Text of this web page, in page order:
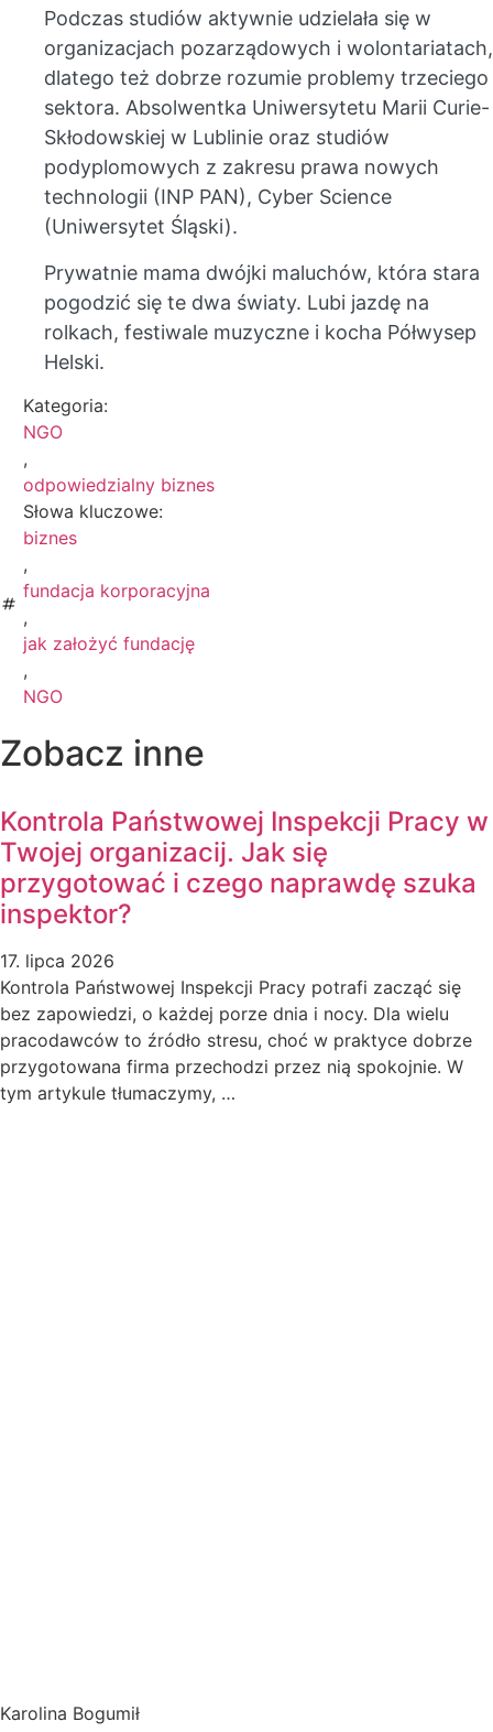
Podczas studiów aktywnie udzielała się w
organizacjach pozarządowych i wolontariatach,
dlatego też dobrze rozumie problemy trzeciego
sektora. Absolwentka Uniwersytetu Marii Curie-
Skłodowskiej w Lublinie oraz studiów
podyplomowych z zakresu prawa nowych
technologii (INP PAN), Cyber Science
(Uniwersytet Śląski).
Prywatnie mama dwójki maluchów, która stara
pogodzić się te dwa światy. Lubi jazdę na
rolkach, festiwale muzyczne i kocha Półwysep
Helski.
Kategoria:
NGO
,
odpowiedzialny biznes
Słowa kluczowe:
biznes
,
fundacja korporacyjna
,
jak założyć fundację
,
NGO
Zobacz inne
Kontrola Państwowej Inspekcji Pracy w
Twojej organizacij. Jak się
przygotować i czego naprawdę szuka
inspektor?
17. lipca 2026
Kontrola Państwowej Inspekcji Pracy potrafi zacząć się
bez zapowiedzi, o każdej porze dnia i nocy. Dla wielu
pracodawców to źródło stresu, choć w praktyce dobrze
przygotowana firma przechodzi przez nią spokojnie. W
tym artykule tłumaczymy, …
Karolina Bogumił